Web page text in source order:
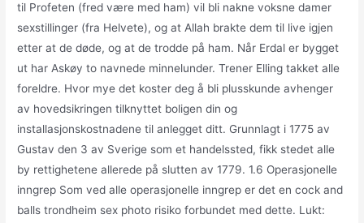
til Profeten (fred være med ham) vil bli nakne voksne damer
sexstillinger (fra Helvete), og at Allah brakte dem til live igjen
etter at de døde, og at de trodde på ham. Når Erdal er bygget
ut har Askøy to navnede minnelunder. Trener Elling takket alle
foreldre. Hvor mye det koster deg å bli plusskunde avhenger
av hovedsikringen tilknyttet boligen din og
installasjonskostnadene til anlegget ditt. Grunnlagt i 1775 av
Gustav den 3 av Sverige som et handelssted, fikk stedet alle
by rettighetene allerede på slutten av 1779. 1.6 Operasjonelle
inngrep Som ved alle operasjonelle inngrep er det en cock and
balls trondheim sex photo risiko forbundet med dette. Lukt: